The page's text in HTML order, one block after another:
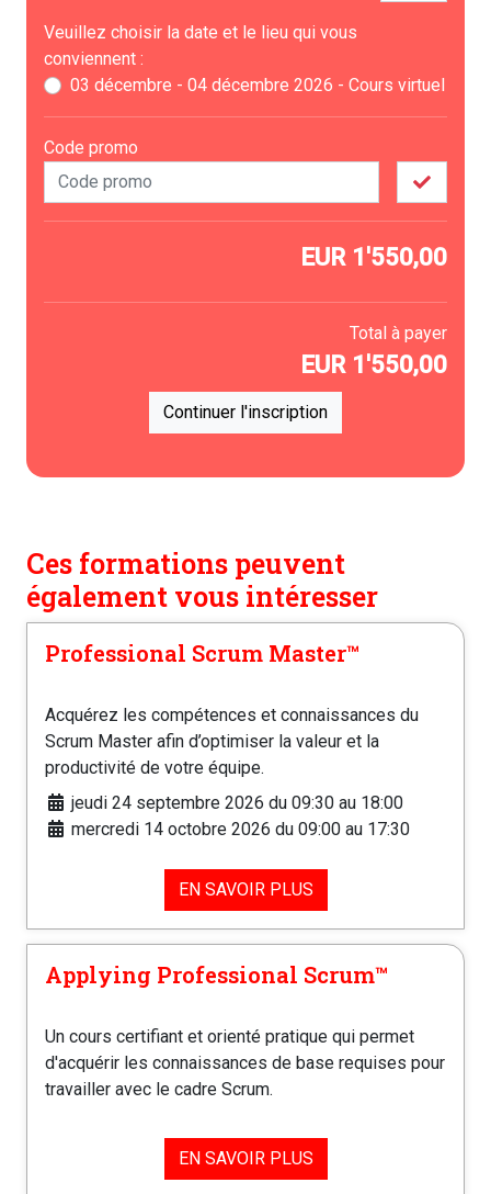
Veuillez choisir la date et le lieu qui vous
conviennent :
03 décembre - 04 décembre 2026 - Cours virtuel
Code promo
EUR 1'550,00
Total à payer
EUR 1'550,00
Continuer l'inscription
Ces formations peuvent
également vous intéresser
Professional Scrum Master™️
Acquérez les compétences et connaissances du
Scrum Master afin d’optimiser la valeur et la
productivité de votre équipe.
jeudi 24 septembre 2026 du 09:30 au 18:00
mercredi 14 octobre 2026 du 09:00 au 17:30
EN SAVOIR PLUS
Applying Professional Scrum™️
Un cours certifiant et orienté pratique qui permet
d'acquérir les connaissances de base requises pour
travailler avec le cadre Scrum.
EN SAVOIR PLUS